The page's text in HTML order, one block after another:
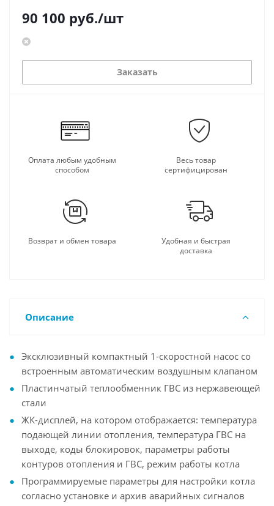
90 100 руб./шт
Заказать
Оплата любым удобным
способом
Весь товар
сертифицирован
Возврат и обмен товара
Удобная и быстрая
доставка
Описание
Эксклюзивный компактный 1-скоростной насос со
встроенным автоматическим воздушным клапаном
Пластинчатый теплообменник ГВС из нержавеющей
стали
ЖК-дисплей, на котором отображается: температура
подающей линии отопления, температура ГВС на
выходе, коды блокировок, параметры работы
контуров отопления и ГВС, режим работы котла
Программируемые параметры для настройки котла
согласно установке и архив аварийных сигналов